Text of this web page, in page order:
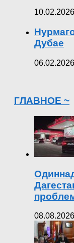
Дубае
ГЛАВНОЕ ~